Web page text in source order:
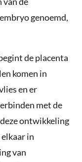
genoemd,
de placenta
komen in
en er
met de
ontwikkeling
in
van